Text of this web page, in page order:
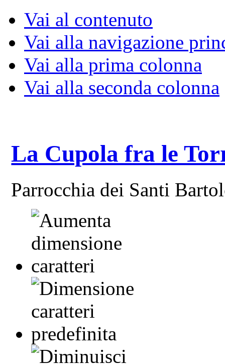
Vai al contenuto
Vai alla navigazione
Vai alla prima colonna
Vai alla seconda colonna
La Cupola fra le
Parrocchia dei Santi